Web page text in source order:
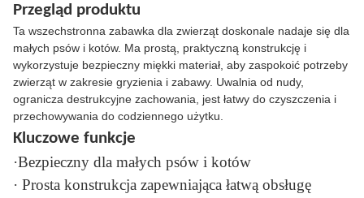
Przegląd produktu
Ta wszechstronna zabawka dla zwierząt doskonale nadaje się dla
małych psów i kotów. Ma prostą, praktyczną konstrukcję i
wykorzystuje bezpieczny miękki materiał, aby zaspokoić potrzeby
zwierząt w zakresie gryzienia i zabawy. Uwalnia od nudy,
ogranicza destrukcyjne zachowania, jest łatwy do czyszczenia i
przechowywania do codziennego użytku.
Kluczowe funkcje
·Bezpieczny dla małych psów i kotów
· Prosta konstrukcja zapewniająca łatwą obsługę